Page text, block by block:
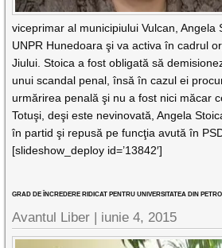
viceprimar al municipiului Vulcan, Angela
UNPR Hunedoara şi va activa în cadrul
Jiului. Stoica a fost obligată să
unui scandal penal, însă în cazul ei
urmărirea penală şi nu a fost nici măcar
Totuşi, deşi este nevinovată, Angela
în partid şi repusă pe funcţia avută în
[slideshow_deploy id=’13842′]
GRAD DE ÎNCREDERE RIDICAT PENTRU UNIVERSITATEA DIN
Avantul Liber | iunie 4, 2015